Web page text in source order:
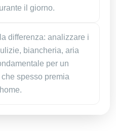
il giorno.
differenza: analizzare i
biancheria, aria
per un
spesso premia